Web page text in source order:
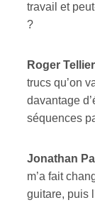
travail et
?
Roger T
trucs qu’on
davantage
séquences
Jonathan
m’a fait
guitare, puis